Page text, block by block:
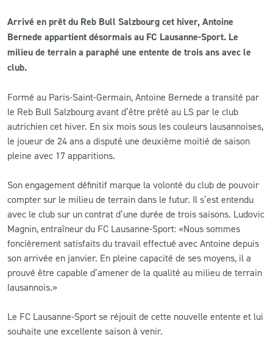
ACTUALITÉS
LS E-SHOP
L’APP DU LS
LS ACADEMY CAMPS
MATCH DES CELEBRITES
PRESSE ET MEDIAS
Arrivé en prêt du Reb Bull Salzbourg cet hiver, Antoine
Bernede appartient désormais au FC Lausanne-Sport. Le
milieu de terrain a paraphé une entente de trois ans avec le
club.
Formé au Paris-Saint-Germain, Antoine Bernede a transité par
le Reb Bull Salzbourg avant d’être prêté au LS par le club
autrichien cet hiver. En six mois sous les couleurs lausannoises,
le joueur de 24 ans a disputé une deuxième moitié de saison
pleine avec 17 apparitions.
Son engagement définitif marque la volonté du club de pouvoir
compter sur le milieu de terrain dans le futur. Il s’est entendu
avec le club sur un contrat d’une durée de trois saisons. Ludovic
Magnin, entraîneur du FC Lausanne-Sport: «Nous sommes
foncièrement satisfaits du travail effectué avec Antoine depuis
son arrivée en janvier. En pleine capacité de ses moyens, il a
prouvé être capable d’amener de la qualité au milieu de terrain
lausannois.»
Le FC Lausanne-Sport se réjouit de cette nouvelle entente et lui
souhaite une excellente saison à venir.